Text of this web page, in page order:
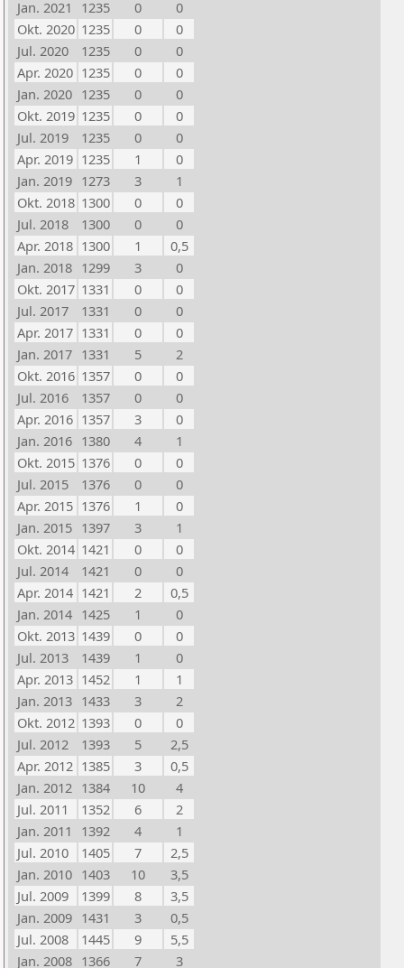
Jan. 2021
1235 0
0
Okt. 2020 1235 0
0
Jul. 2020
1235 0
0
Apr. 2020 1235 0
0
Jan. 2020 1235 0
0
Okt. 2019 1235 0
0
Jul. 2019
1235 0
0
Apr. 2019 1235 1
0
Jan. 2019 1273 3
1
Okt. 2018 1300 0
0
Jul. 2018
1300 0
0
Apr. 2018 1300 1
0,5
Jan. 2018 1299 3
0
Okt. 2017 1331 0
0
Jul. 2017
1331 0
0
Apr. 2017 1331 0
0
Jan. 2017 1331 5
2
Okt. 2016 1357 0
0
Jul. 2016
1357 0
0
Apr. 2016 1357 3
0
Jan. 2016 1380 4
1
Okt. 2015 1376 0
0
Jul. 2015
1376 0
0
Apr. 2015 1376 1
0
Jan. 2015 1397 3
1
Okt. 2014 1421 0
0
Jul. 2014
1421 0
0
Apr. 2014 1421 2
0,5
Jan. 2014 1425 1
0
Okt. 2013 1439 0
0
Jul. 2013
1439 1
0
Apr. 2013 1452 1
1
Jan. 2013 1433 3
2
Okt. 2012 1393 0
0
Jul. 2012
1393 5
2,5
Apr. 2012 1385 3
0,5
Jan. 2012 1384 10
4
Jul. 2011
1352 6
2
Jan. 2011
1392 4
1
Jul. 2010
1405 7
2,5
Jan. 2010 1403 10
3,5
Jul. 2009
1399 8
3,5
Jan. 2009 1431 3
0,5
Jul. 2008
1445 9
5,5
Jan. 2008 1366 7 3